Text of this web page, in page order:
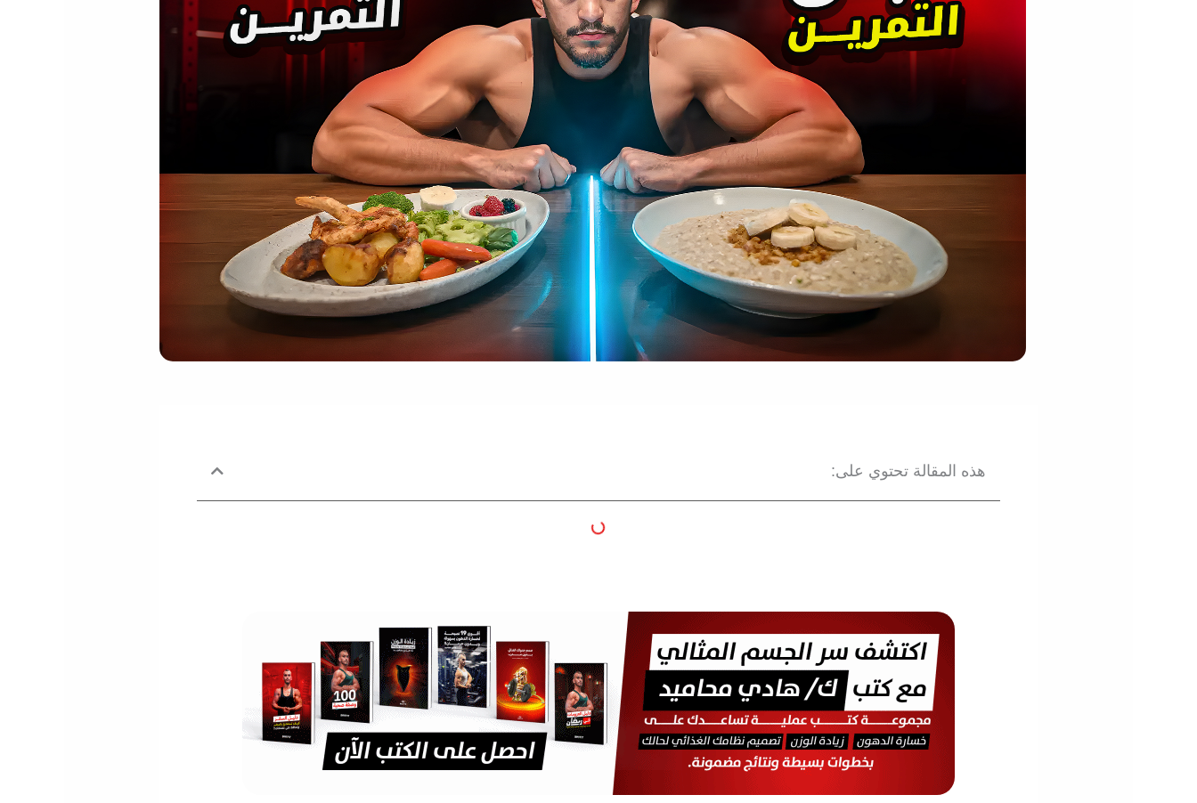
هذه المقالة تحتوي على: